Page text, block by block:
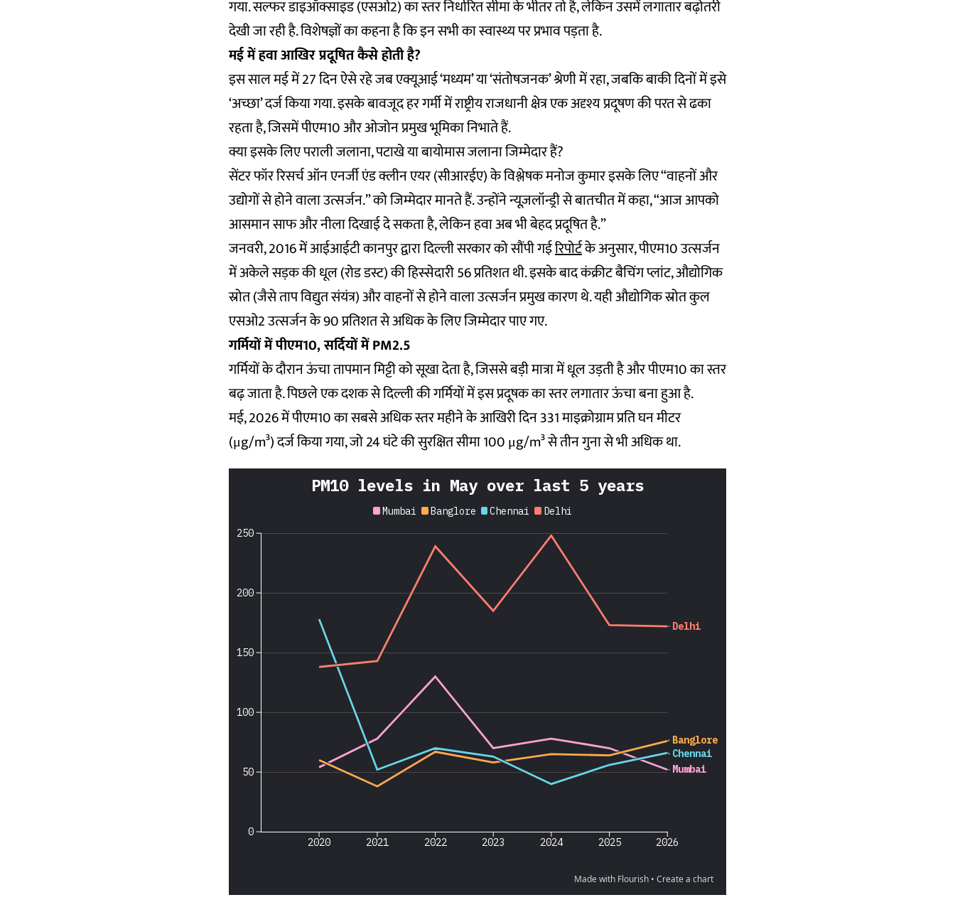
गया. सल्फर डाइऑक्साइड (एसओ2) का स्तर निर्धारित सीमा के भीतर तो है, लेकिन उसमें लगातार बढ़ोतरी
देखी जा रही है. विशेषज्ञों का कहना है कि इन सभी का स्वास्थ्य पर प्रभाव पड़ता है.
मई में हवा आखिर प्रदूषित कैसे होती है?
इस साल मई में 27 दिन ऐसे रहे जब एक्यूआई ‘मध्यम’ या ‘संतोषजनक’ श्रेणी में रहा, जबकि बाकी दिनों में इसे
‘अच्छा’ दर्ज किया गया. इसके बावजूद हर गर्मी में राष्ट्रीय राजधानी क्षेत्र एक अदृश्य प्रदूषण की परत से ढका
रहता है, जिसमें पीएम10 और ओजोन प्रमुख भूमिका निभाते हैं.
क्या इसके लिए पराली जलाना, पटाखे या बायोमास जलाना जिम्मेदार हैं?
सेंटर फॉर रिसर्च ऑन एनर्जी एंड क्लीन एयर (सीआरईए) के विश्लेषक मनोज कुमार इसके लिए “वाहनों और
उद्योगों से होने वाला उत्सर्जन.” को जिम्मेदार मानते हैं. उन्होंने न्यूज़लॉन्ड्री से बातचीत में कहा, “आज आपको
आसमान साफ और नीला दिखाई दे सकता है, लेकिन हवा अब भी बेहद प्रदूषित है.”
जनवरी, 2016 में आईआईटी कानपुर द्वारा दिल्ली सरकार को सौंपी गईरिपोर्टके अनुसार, पीएम10 उत्सर्जन
में अकेले सड़क की धूल (रोड डस्ट) की हिस्सेदारी 56 प्रतिशत थी. इसके बाद कंक्रीट बैचिंग प्लांट, औद्योगिक
स्रोत (जैसे ताप विद्युत संयंत्र) और वाहनों से होने वाला उत्सर्जन प्रमुख कारण थे. यही औद्योगिक स्रोत कुल
एसओ2 उत्सर्जन के 90 प्रतिशत से अधिक के लिए जिम्मेदार पाए गए.
गर्मियों में पीएम10, सर्दियों में PM2.5
गर्मियों के दौरान ऊंचा तापमान मिट्टी को सूखा देता है, जिससे बड़ी मात्रा में धूल उड़ती है और पीएम10 का स्तर
बढ़ जाता है. पिछले एक दशक से दिल्ली की गर्मियों में इस प्रदूषक का स्तर लगातार ऊंचा बना हुआ है.
मई, 2026 में पीएम10 का सबसे अधिक स्तर महीने के आखिरी दिन 331 माइक्रोग्राम प्रति घन मीटर
(μg/m³) दर्ज किया गया, जो 24 घंटे की सुरक्षित सीमा 100 μg/m³ से तीन गुना से भी अधिक था.